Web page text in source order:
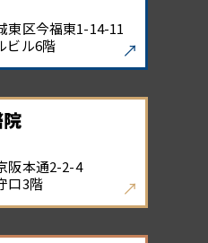
東区今福東1-14-11
ビル6階
阪本通2-2-4
口3階